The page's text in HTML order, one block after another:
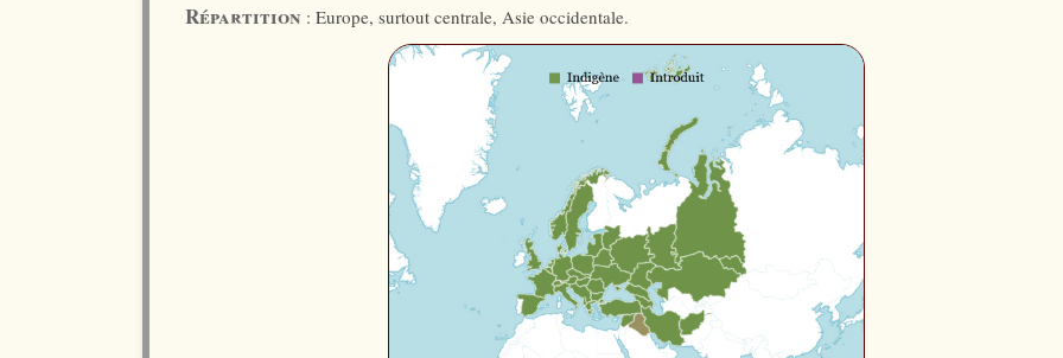
Répartition : Europe, surtout centrale, Asie occidentale.